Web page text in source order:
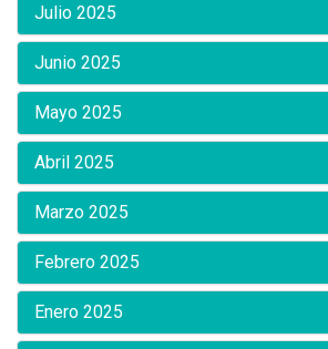
Julio 2025
Junio 2025
Mayo 2025
Abril 2025
Marzo 2025
Febrero 2025
Enero 2025